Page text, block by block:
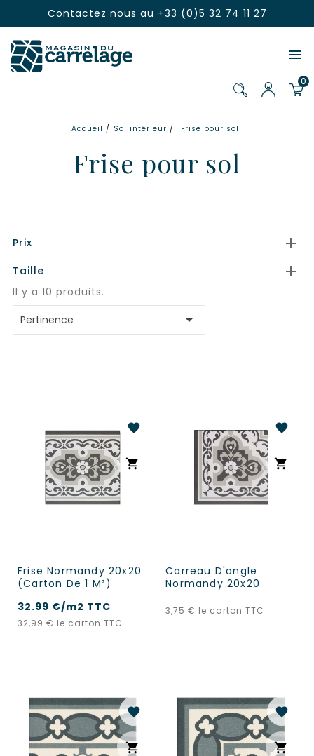
Contactez nous au +33 (0)5 32 74 11 27

0
Accueil Sol intérieur Frise pour sol
Frise pour sol
Prix 
Taille 
Il y a 10 produits.
Pertinence

Frise Normandy 20x20
(carton De 1 M²)
32.99 €/m2 TTC
32,99 € le carton TTC
favorite
shopping_cart
Carreau D'angle
Normandy 20x20
3,75 € le carton TTC
favorite
shopping_cart
favorite
shopping_cart
favorite
shopping_cart